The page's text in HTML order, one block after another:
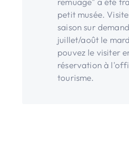
petit musée.
saison sur
juillet/août le
pouvez le visiter
réservation à
tourisme.